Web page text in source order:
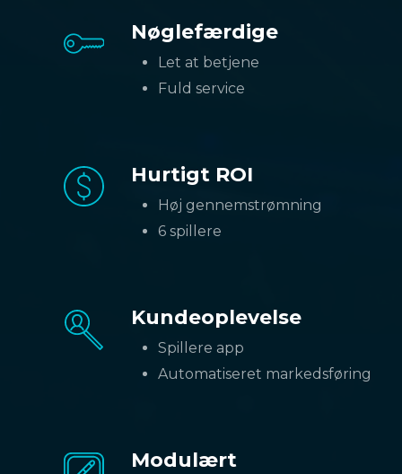
Nøglefærdige
Let at betjene
Fuld service
Hurtigt ROI
Høj gennemstrømning
6 spillere
Kundeoplevelse
Spillere app
Automatiseret markedsføring
Modulært